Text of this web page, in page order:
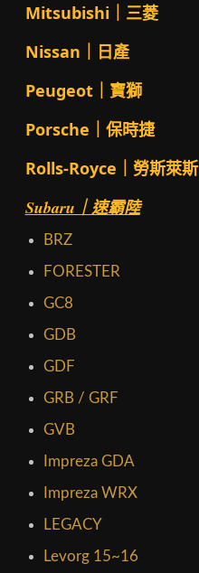
Mitsubishi｜三菱
Nissan｜日產
Peugeot｜寶獅
Porsche｜保時捷
Rolls-Royce｜勞斯萊斯
Subaru｜速霸陸
BRZ
FORESTER
GC8
GDB
GDF
GRB / GRF
GVB
Impreza GDA
Impreza WRX
LEGACY
Levorg 15~16